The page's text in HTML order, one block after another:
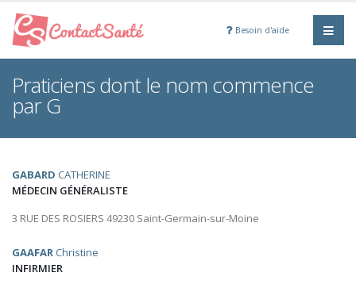
Besoin d'aide
Praticiens dont le nom commence
par G
GABARD CATHERINE
MÉDECIN GÉNÉRALISTE
3 RUE DES ROSIERS 49230 Saint-Germain-sur-Moine
GAAFAR Christine
INFIRMIER